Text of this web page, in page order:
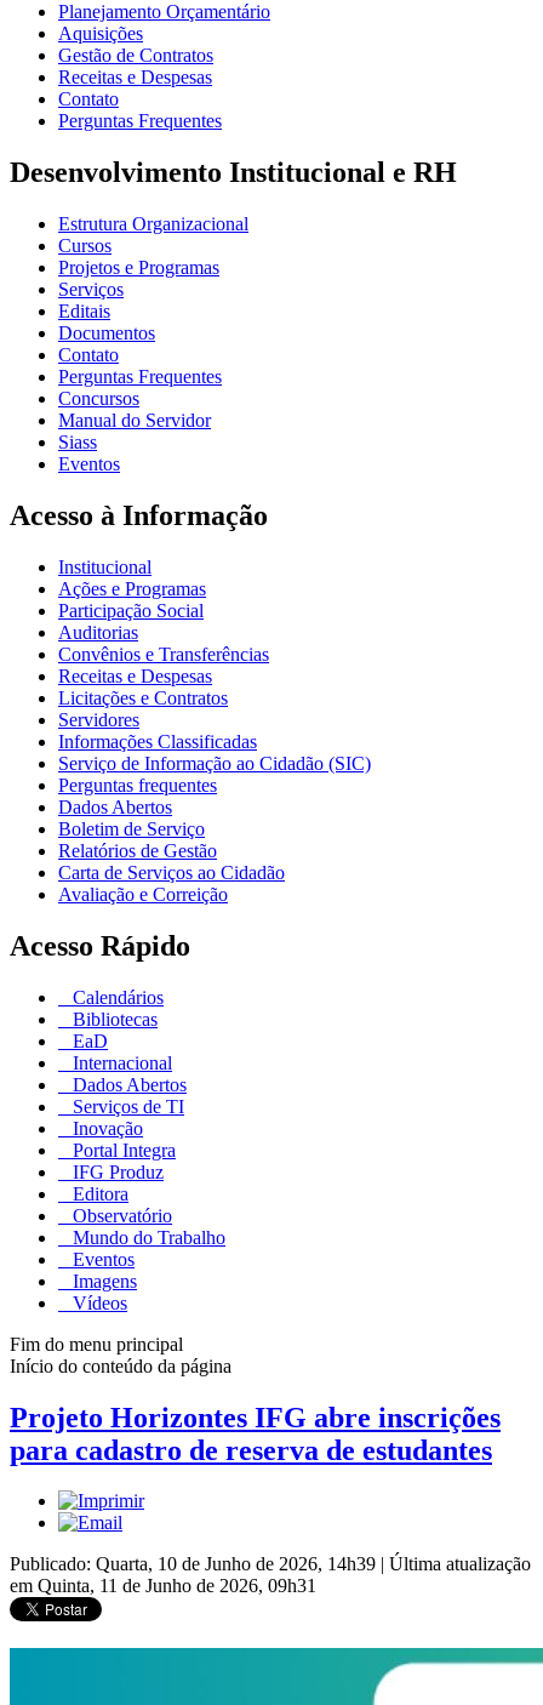
Planejamento Orçamentário
Aquisições
Gestão de Contratos
Receitas e Despesas
Contato
Perguntas Frequentes
Desenvolvimento Institucional e RH
Estrutura Organizacional
Cursos
Projetos e Programas
Serviços
Editais
Documentos
Contato
Perguntas Frequentes
Concursos
Manual do Servidor
Siass
Eventos
Acesso à Informação
Institucional
Ações e Programas
Participação Social
Auditorias
Convênios e Transferências
Receitas e Despesas
Licitações e Contratos
Servidores
Informações Classificadas
Serviço de Informação ao Cidadão (SIC)
Perguntas frequentes
Dados Abertos
Boletim de Serviço
Relatórios de Gestão
Carta de Serviços ao Cidadão
Avaliação e Correição
Acesso Rápido
Calendários
Bibliotecas
EaD
Internacional
Dados Abertos
Serviços de TI
Inovação
Portal Integra
IFG Produz
Editora
Observatório
Mundo do Trabalho
Eventos
Imagens
Vídeos
Fim do menu principal
Início do conteúdo da página
Projeto Horizontes IFG abre inscrições
para cadastro de reserva de estudantes
Publicado: Quarta, 10 de Junho de 2026, 14h39 | Última atualização
em Quinta, 11 de Junho de 2026, 09h31